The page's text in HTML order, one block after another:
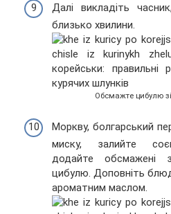
Далі викладіть
близько хвилини.
Обсмажте цибулю
Моркву, болгарський
миску, залийте
додайте обсмажені
цибулю. Доповніть
ароматним маслом.